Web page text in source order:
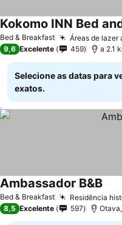
Bed & Breakfast Áreas de lazer
9,6 Excelente 459 a 2.1
Selecione as datas para
exatos.
Bed & Breakfast Residência
Ambassador B&B
8,5 Excelente 597